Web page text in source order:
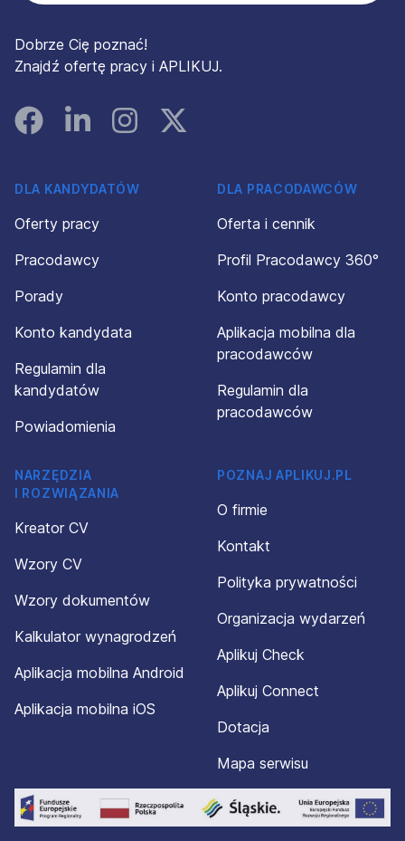
Dobrze Cię poznać!
Znajdź ofertę pracy i APLIKUJ.
FacebookLinked InInstagramInstagram
DLA KANDYDATÓW
Oferty pracy
Pracodawcy
Porady
Konto kandydata
Regulamin dla
kandydatów
Powiadomienia
DLA PRACODAWCÓW
Oferta i cennik
Profil Pracodawcy 360°
Konto pracodawcy
Aplikacja mobilna dla
pracodawców
Regulamin dla
pracodawców
NARZĘDZIA
I ROZWIĄZANIA
Kreator CV
Wzory CV
Wzory dokumentów
Kalkulator wynagrodzeń
Aplikacja mobilna Android
Aplikacja mobilna iOS
POZNAJ APLIKUJ.PL
O firmie
Kontakt
Polityka prywatności
Organizacja wydarzeń
Aplikuj Check
Aplikuj Connect
Dotacja
Mapa serwisu